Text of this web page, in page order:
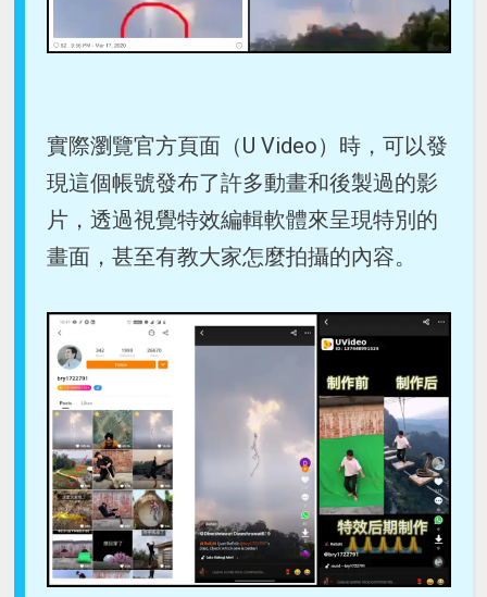
實際瀏覽官方頁面（U Video）時，可以發
現這個帳號發布了許多動畫和後製過的影
片，透過視覺特效編輯軟體來呈現特別的
畫面，甚至有教大家怎麼拍攝的內容。